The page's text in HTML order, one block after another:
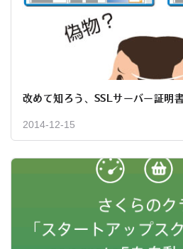
改めて知ろう、SSLサーバー証明
2014-12-15